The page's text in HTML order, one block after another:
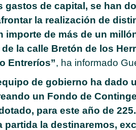
gastos de capital, se han
la realización de
importe de más de un
la calle Bretón de los
Entreríos”, ha informado
de gobierno ha dado
un Fondo de
para este año de
partida la destinaremos,